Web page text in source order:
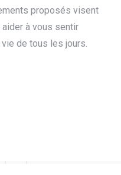
proposés visent
à vous sentir
de tous les jours.